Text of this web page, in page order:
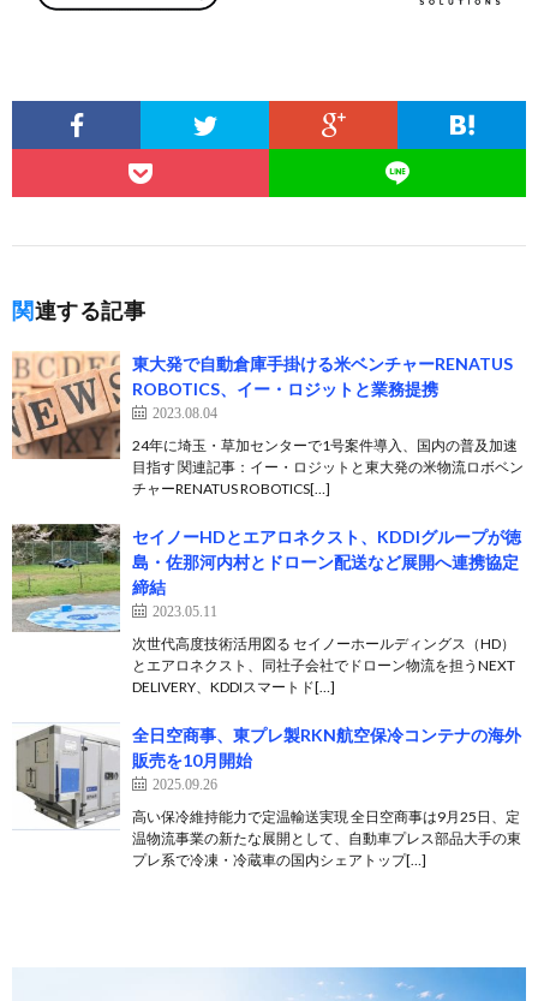
関連する記事
東大発で自動倉庫手掛ける米ベンチャーRENATUS
ROBOTICS、イー・ロジットと業務提携
2023.08.04
24年に埼玉・草加センターで1号案件導入、国内の普及加速
目指す 関連記事：イー・ロジットと東大発の米物流ロボベン
チャーRENATUS ROBOTICS[…]
セイノーHDとエアロネクスト、KDDIグループが徳
島・佐那河内村とドローン配送など展開へ連携協定
締結
2023.05.11
次世代高度技術活用図る セイノーホールディングス（HD）
とエアロネクスト、同社子会社でドローン物流を担うNEXT
DELIVERY、KDDIスマートド[…]
全日空商事、東プレ製RKN航空保冷コンテナの海外
販売を10月開始
2025.09.26
高い保冷維持能力で定温輸送実現 全日空商事は9月25日、定
温物流事業の新たな展開として、自動車プレス部品大手の東
プレ系で冷凍・冷蔵車の国内シェアトップ[…]